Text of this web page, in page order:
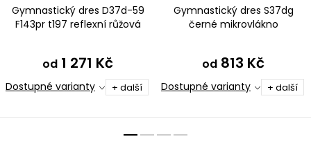
Gymnastický dres D37d-59
F143pr t197 reflexní růžová
od 1 271 Kč
Dostupné varianty + další
Gymnastický dres S37dg
černé mikrovlákno
od 813 Kč
Dostupné varianty + další